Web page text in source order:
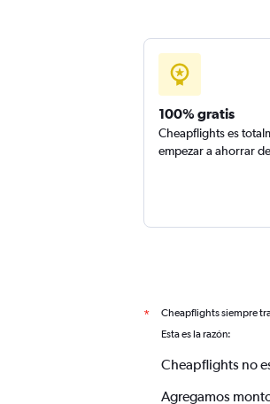
100% gratis
Cheapflights es
empezar a ahorrar
* Cheapflights siempre
Esta es la razón:
Cheapflights no
Agregamos